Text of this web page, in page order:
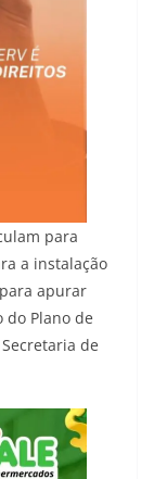
para
a instalação
apurar
Plano de
de